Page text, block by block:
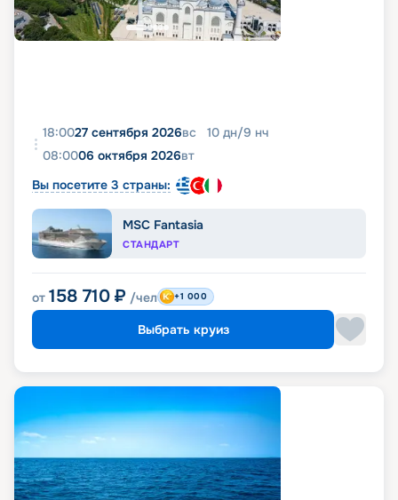
18:0027 сентября 2026вс 10 дн/9 нч
08:0006 октября 2026вт
Вы посетите 3 страны:
MSC Fantasia
СТАНДАРТ
от 158 710 ₽ /чел +1 000
Выбрать круиз